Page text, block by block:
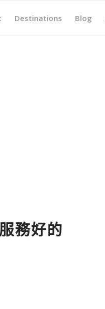
Destinations Blog
務好的